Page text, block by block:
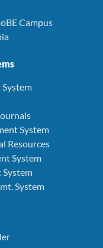
Campus
System
Resources
System
System